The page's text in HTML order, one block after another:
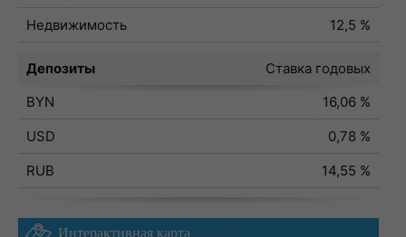
Недвижимость
12,5 %
Депозиты
Ставка годовых
BYN
16,06 %
USD
0,78 %
RUB
14,55 %
Интерактивная карта